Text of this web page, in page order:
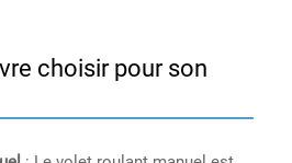
choisir pour son